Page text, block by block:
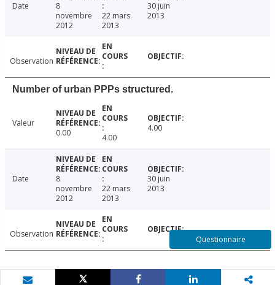
Date
8
novembre
2012
22 mars
2013
30 juin
2013
Observation
Number of urban PPPs structured.
Valeur
0.00
4.00
4.00
Date
8
novembre
2012
22 mars
2013
30 juin
2013
Observation
Questionnaire